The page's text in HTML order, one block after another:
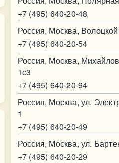
+7 (495) 640-20-48
Россия, Москва,
+7 (495) 640-20-54
Россия, Москва,
1с3
+7 (495) 640-20-94
Россия, Москва, ул.
1
+7 (495) 640-20-49
Россия, Москва, ул.
+7 (495) 640-20-29